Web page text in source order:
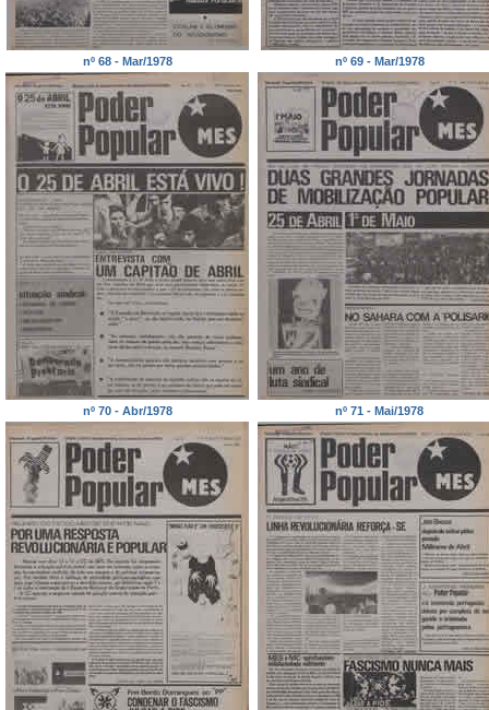
nº 68 - Mar/1978 nº 69 - Mar/1978
nº 70 - Abr/1978 nº 71 - Mai/1978